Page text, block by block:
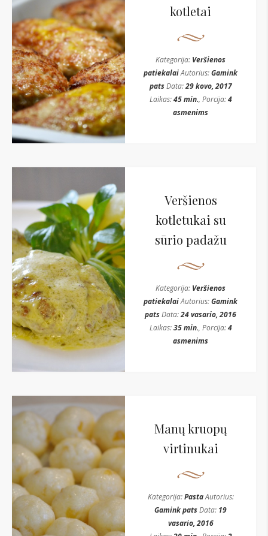
kotletai
Kategorija: Veršienos
patiekalaiAutorius:Gamink
patsData:29 kovo, 2017
Laikas:45 min., Porcija:4
asmenims
Veršienos
kotletukai su
sūrio padažu
Kategorija: Veršienos
patiekalaiAutorius:Gamink
patsData:24 vasario, 2016
Laikas:35 min., Porcija:4
asmenims
Manų kruopų
virtinukai
Kategorija:PastaAutorius:
Gamink patsData: 19
vasario, 2016